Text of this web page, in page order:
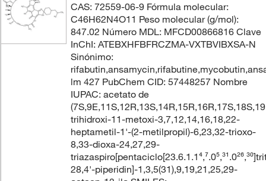
CAS: 72559-06-9 Fórmula molecular:
C46H62N4O11 Peso molecular (g/mol):
847.02 Número MDL: MFCD00866816 Clave
InChI: ATEBXHFBFRCZMA-VXTBVIBXSA-N
Sinónimo:
lm 427 PubChem CID: 57448257 Nombre
IUPAC: acetato de
trihidroxi-11-metoxi-3,7,12,14,16,18,22-
heptametil-1'-(2-metilpropil)-6,23,32-trioxo-
8,33-dioxa-24,27,29-
28,4'-piperidin]-1,3,5(31),9,19,21,25,29-